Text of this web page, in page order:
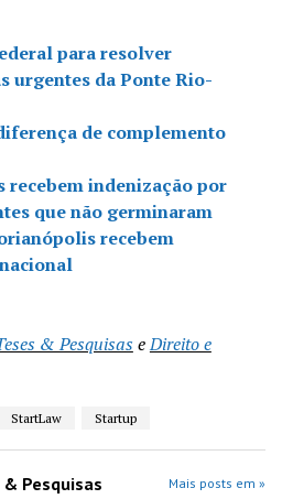
para resolver
urgentes da Ponte Rio-
de complemento
recebem indenização por
que não germinaram
recebem
& PesquisaseDireito e
StartLaw Startup
Pesquisas Mais posts em »